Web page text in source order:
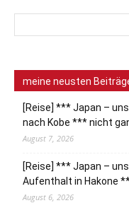
meine neusten
[Reise] *** Japan –
nach Kobe *** nicht
August 7, 2026
[Reise] *** Japan –
Aufenthalt in Hakone
August 6, 2026